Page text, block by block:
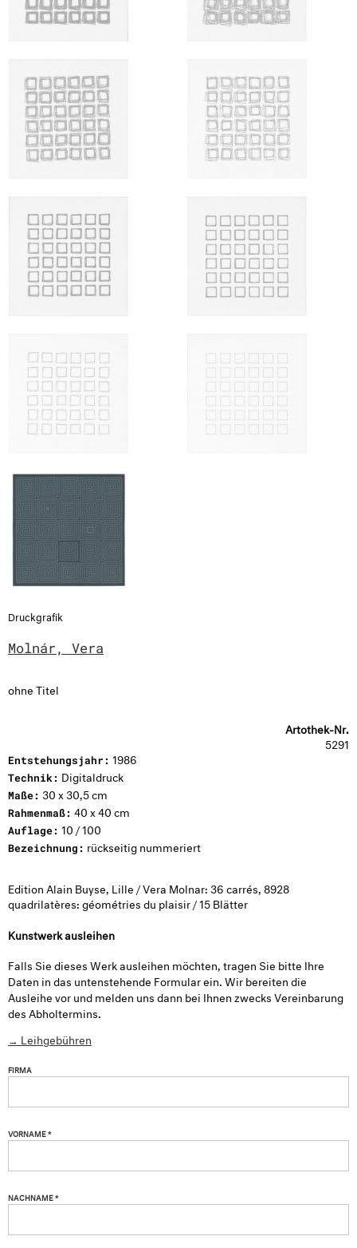
Druckgrafik
Molnár, Vera
ohne Titel
Artothek-Nr.
5291
Entstehungsjahr: 1986
Technik: Digitaldruck
Maße: 30 x 30,5 cm
Rahmenmaß: 40 x 40 cm
Auflage: 10 / 100
Bezeichnung: rückseitig nummeriert
Edition Alain Buyse, Lille / Vera Molnar: 36 carrés, 8928
quadrilatères: géométries du plaisir / 15 Blätter
Kunstwerk ausleihen
Falls Sie dieses Werk ausleihen möchten, tragen Sie bitte Ihre
Daten in das untenstehende Formular ein. Wir bereiten die
Ausleihe vor und melden uns dann bei Ihnen zwecks Vereinbarung
des Abholtermins.
→ Leihgebühren
FIRMA
VORNAME *
NACHNAME *